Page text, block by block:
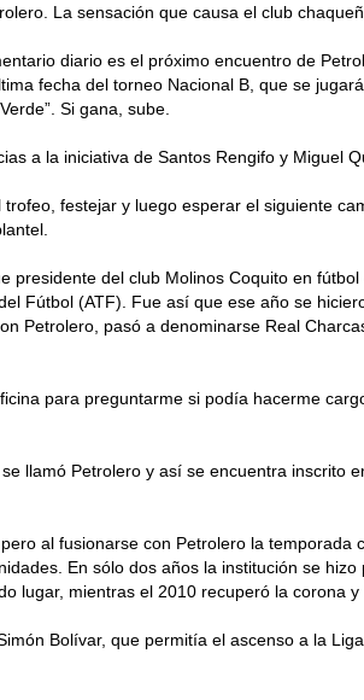
La sensación que causa el club
diario es el próximo encuentro de
fecha del torneo Nacional B, que se
Si gana, sube.
a la iniciativa de Santos Rengifo y Miguel
festejar y luego esperar el siguiente
del club Molinos Coquito en
Fútbol (ATF). Fue así que ese año se
Petrolero, pasó a denominarse Real
para preguntarme si podía hacerme
llamó Petrolero y así se encuentra inscrito
al fusionarse con Petrolero la
En sólo dos años la institución se
lugar, mientras el 2010 recuperó la corona y
Bolívar, que permitía el ascenso a la